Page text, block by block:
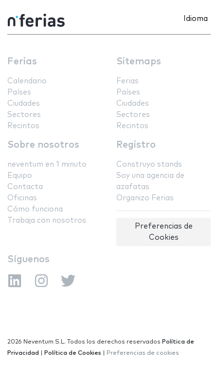
Idioma
Ferias
Calendario
Países
Ciudades
Sectores
Recintos
Sitemaps
Ferias
Países
Ciudades
Sectores
Recintos
Sobre nosotros
neventum en 1 minuto
Equipo
Contacta
Oficinas
Cómo funciona
Trabaja con nosotros
Registro
Construyo stands
Soy una agencia de
azafatas
Organizo Ferias
Preferencias de
Cookies
Síguenos
2026 Neventum S.L. Todos los derechos reservados Política de
Privacidad
Política de Cookies Preferencias de cookies